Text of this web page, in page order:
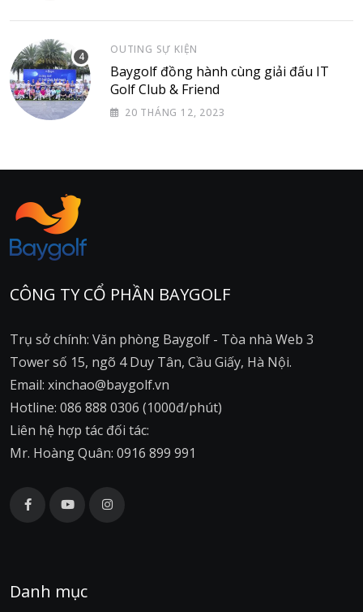
OUTING SỰ KIỆN
Baygolf đồng hành cùng giải đấu IT
Golf Club & Friend
20 THÁNG 12, 2023
CÔNG TY CỔ PHẦN BAYGOLF
Trụ sở chính: Văn phòng Baygolf - Tòa nhà Web 3
Tower số 15, ngõ 4 Duy Tân, Cầu Giấy, Hà Nội.
Email: xinchao@baygolf.vn
Hotline: 086 888 0306 (1000đ/phút)
Liên hệ hợp tác đối tác:
Mr. Hoàng Quân: 0916 899 991
Danh mục